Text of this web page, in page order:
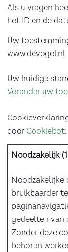
Als u vragen
het ID en de
Uw
www.devogel.nl
Uw huidige
Verander uw
doorCookiebot:
Noodzakelijk
Noodzakelijke
bruikbaarder
gedeelten van
Zonder deze
behoren